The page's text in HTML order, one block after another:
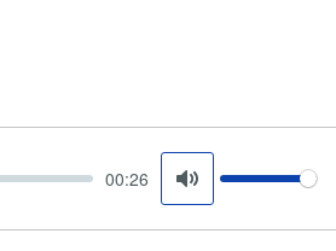
00:26
Mute
Volume